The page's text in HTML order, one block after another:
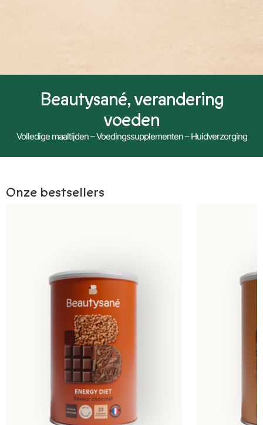
Beautysané, verandering
voeden
Volledige maaltijden – Voedingssupplementen – Huidverzorging
Onze bestsellers